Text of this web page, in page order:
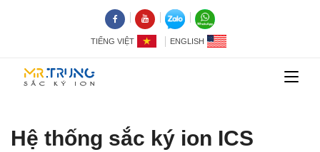
TIẾNG VIỆT ENGLISH
Hệ thống sắc ký ion ICS